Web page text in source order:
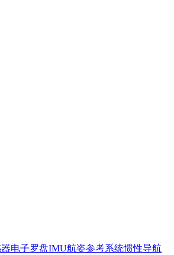
电子罗盘IMU航姿参考系统惯性导航